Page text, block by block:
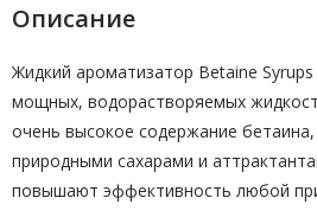
Описание
Жидкий ароматизатор Betaine
мощных, водорастворяемых
очень высокое содержание
природными сахарами и
повышают эффективность любой